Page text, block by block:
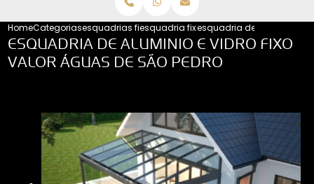
HomeCategoriasesquadrias fixasesquadria fixa sao pauloesquadria de aluminio e
ESQUADRIA DE ALUMINIO E VIDRO FIXO
VALOR ÁGUAS DE SÃO PEDRO